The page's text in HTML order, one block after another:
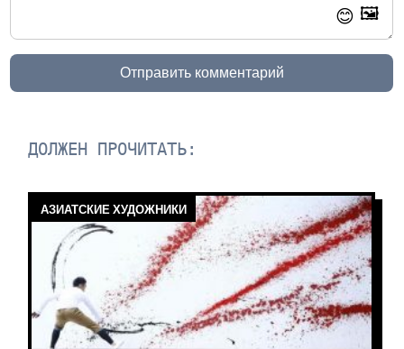
😊 🖼️
Отправить комментарий
ДОЛЖЕН ПРОЧИТАТЬ:
АЗИАТСКИЕ ХУДОЖНИКИ